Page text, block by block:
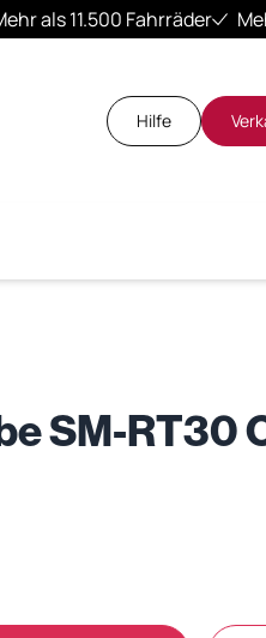
als 11.500 Fahrräder
Hilfe
SM-RT30